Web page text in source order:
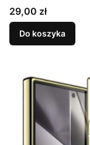
Cena
29,00 zł
Do koszyka